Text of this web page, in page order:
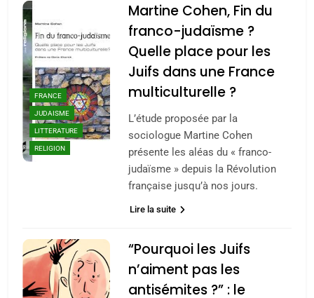
FRANCE
JUDAISME
LITTERATURE
RELIGION
Martine Cohen, Fin du
franco-judaïsme ?
Quelle place pour les
Juifs dans une France
multiculturelle ?
L’étude proposée par la
sociologue Martine Cohen
présente les aléas du « franco-
judaïsme » depuis la Révolution
française jusqu’à nos jours.
Lire la suite
“Pourquoi les Juifs
n’aiment pas les
antisémites ?” : le